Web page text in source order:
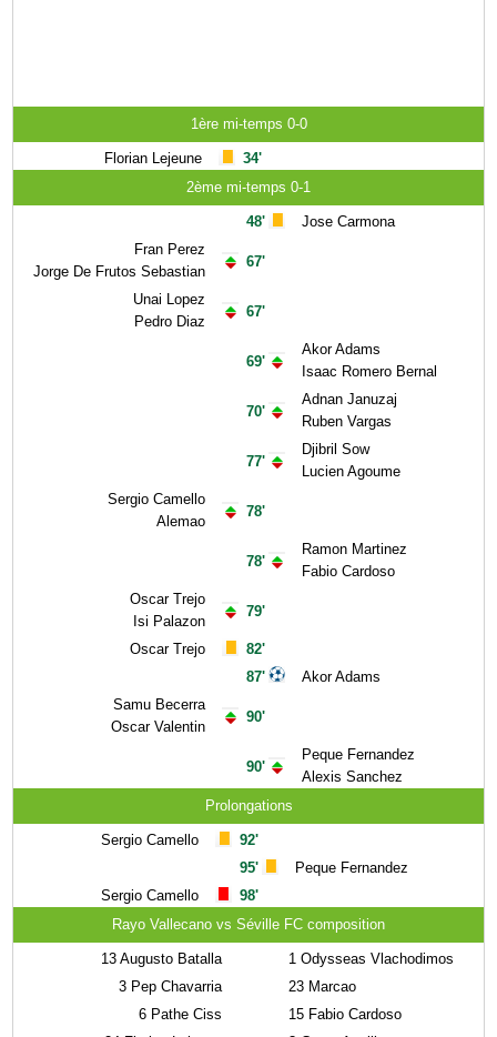
1ère mi-temps 0-0
Florian Lejeune
34'
2ème mi-temps 0-1
Fran Perez
Jorge De Frutos Sebastian
Unai Lopez
Pedro Diaz
Sergio Camello
Alemao
Oscar Trejo
Isi Palazon
Oscar Trejo
Samu Becerra
Oscar Valentin
48'
67'
67'
69'
70'
77'
78'
78'
79'
82'
87'
90'
90'
Jose Carmona
Akor Adams
Isaac Romero Bernal
Adnan Januzaj
Ruben Vargas
Djibril Sow
Lucien Agoume
Ramon Martinez
Fabio Cardoso
Akor Adams
Peque Fernandez
Alexis Sanchez
Prolongations
Sergio Camello
Sergio Camello
92'
95'
98'
Peque Fernandez
Rayo Vallecano vs Séville FC composition
13 Augusto Batalla
3 Pep Chavarria
6 Pathe Ciss
1 Odysseas Vlachodimos
23 Marcao
15 Fabio Cardoso